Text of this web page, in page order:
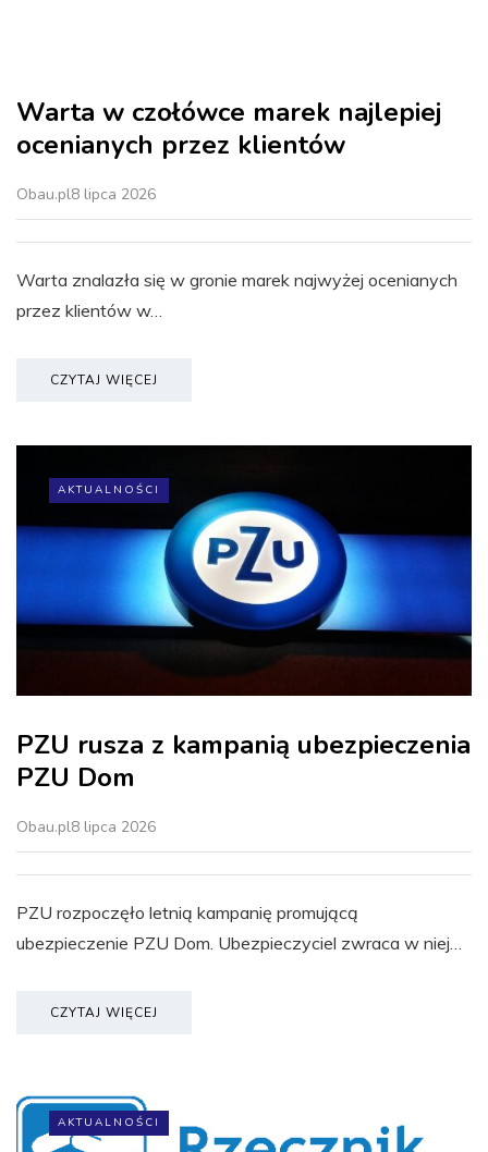
Warta w czołówce marek najlepiej
ocenianych przez klientów
Obau.pl8 lipca 2026
Warta znalazła się w gronie marek najwyżej ocenianych
przez klientów w…
CZYTAJ WIĘCEJ
AKTUALNOŚCI
PZU rusza z kampanią ubezpieczenia
PZU Dom
Obau.pl8 lipca 2026
PZU rozpoczęło letnią kampanię promującą
ubezpieczenie PZU Dom. Ubezpieczyciel zwraca w niej…
CZYTAJ WIĘCEJ
AKTUALNOŚCI